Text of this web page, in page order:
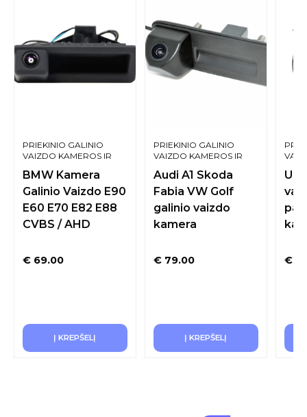
PRIEKINIO GALINIO
VAIZDO KAMEROS IR
BMW Kamera
Galinio Vaizdo E90
E60 E70 E82 E88
CVBS / AHD
€ 69.00
Į KREPŠELĮ
PRIEKINIO GALINIO
VAIZDO KAMEROS IR
Audi A1 Skoda
Fabia VW Golf
galinio vaizdo
kamera
€79.00
Į KREPŠELĮ
€